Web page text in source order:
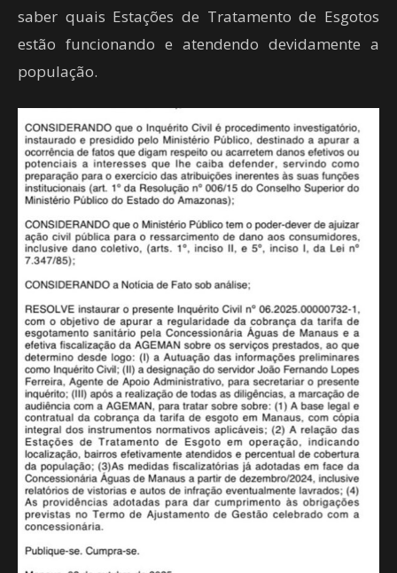
saber quais Estações de Tratamento de Esgotos
estão funcionando e atendendo devidamente a
população.